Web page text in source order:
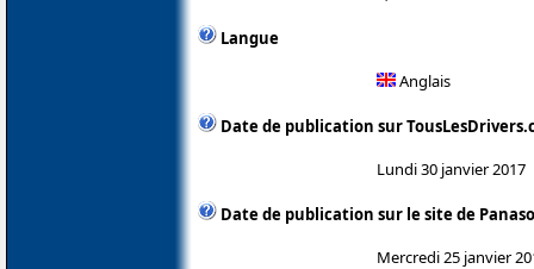
Langue
Anglais
Date de publication sur
Lundi 30 janvier 2017
Date de publication sur le site de
Mercredi 25 janvier